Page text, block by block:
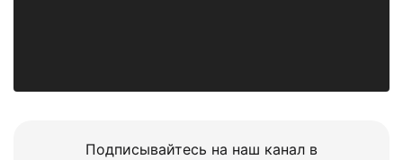
Подписывайтесь на наш канал в